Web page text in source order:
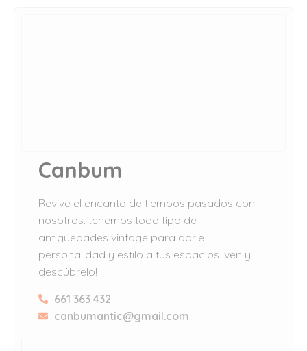
Canbum
Revive el encanto de tiempos pasados con
nosotros. tenemos todo tipo de
antigüedades vintage para darle
personalidad y estilo a tus espacios ¡ven y
descúbrelo!
661 363 432
canbumantic@gmail.com